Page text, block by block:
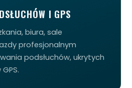
I GPS
biura, sale
profesjonalnym
podsłuchów, ukrytych